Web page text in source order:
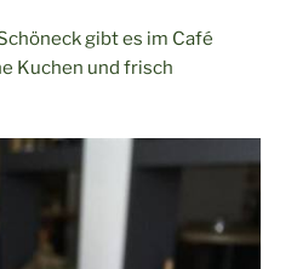
gibt es im Café
Kuchen und frisch